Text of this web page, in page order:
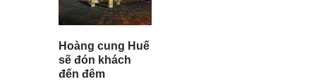
Hoàng cung Huế
sẽ đón khách
đến đêm